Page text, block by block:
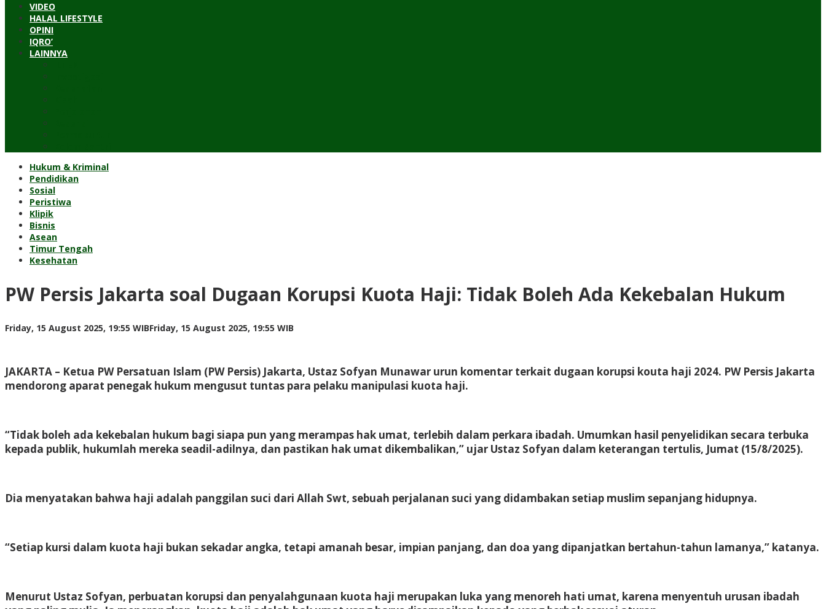
VIDEO
HALAL LIFESTYLE
OPINI
IQRO’
LAINNYA
Hukum & Kriminal
Pendidikan
Sosial
Peristiwa
Klipik
Bisnis
Asean
Timur Tengah
Kesehatan
PW Persis Jakarta soal Dugaan Korupsi Kuota Haji: Tidak Boleh Ada Kekebalan Hukum
Friday, 15 August 2025, 19:55 WIBFriday, 15 August 2025, 19:55 WIB
JAKARTA – Ketua PW Persatuan Islam (PW Persis) Jakarta, Ustaz Sofyan Munawar urun komentar terkait dugaan korupsi kouta haji 2024. PW Persis Jakarta
mendorong aparat penegak hukum mengusut tuntas para pelaku manipulasi kuota haji.
“Tidak boleh ada kekebalan hukum bagi siapa pun yang merampas hak umat, terlebih dalam perkara ibadah. Umumkan hasil penyelidikan secara terbuka
kepada publik, hukumlah mereka seadil-adilnya, dan pastikan hak umat dikembalikan,” ujar Ustaz Sofyan dalam keterangan tertulis, Jumat (15/8/2025).
Dia menyatakan bahwa haji adalah panggilan suci dari Allah Swt, sebuah perjalanan suci yang didambakan setiap muslim sepanjang hidupnya.
“Setiap kursi dalam kuota haji bukan sekadar angka, tetapi amanah besar, impian panjang, dan doa yang dipanjatkan bertahun-tahun lamanya,” katanya.
Menurut Ustaz Sofyan, perbuatan korupsi dan penyalahgunaan kuota haji merupakan luka yang menoreh hati umat, karena menyentuh urusan ibadah